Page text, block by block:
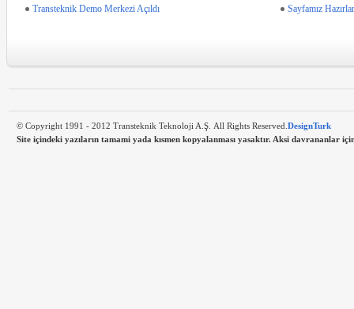
Transteknik Demo Merkezi Açıldı
Sayfamız
© Copyright 1991 - 2012 Transteknik Teknoloji A.Ş. All Rights Reserved. DesignTurk
Site içindeki yazıların tamami yada kısmen kopyalanması yasaktır. Aksi davrananlar